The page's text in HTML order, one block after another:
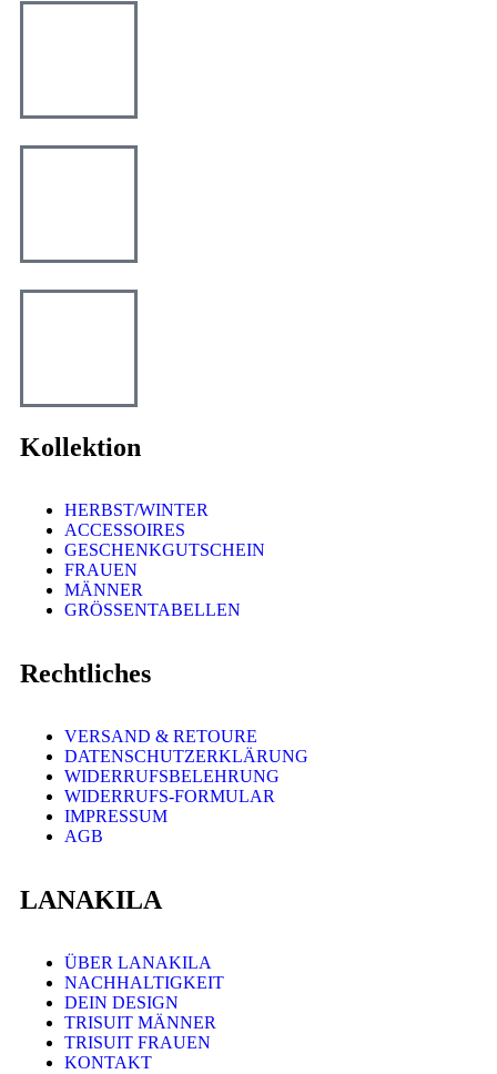
Kollektion
HERBST/WINTER
ACCESSOIRES
GESCHENKGUTSCHEIN
FRAUEN
MÄNNER
GRÖSSENTABELLEN
Rechtliches
VERSAND & RETOURE
DATENSCHUTZERKLÄRUNG
WIDERRUFSBELEHRUNG
WIDERRUFS-FORMULAR
IMPRESSUM
AGB
LANAKILA
ÜBER LANAKILA
NACHHALTIGKEIT
DEIN DESIGN
TRISUIT MÄNNER
TRISUIT FRAUEN
KONTAKT